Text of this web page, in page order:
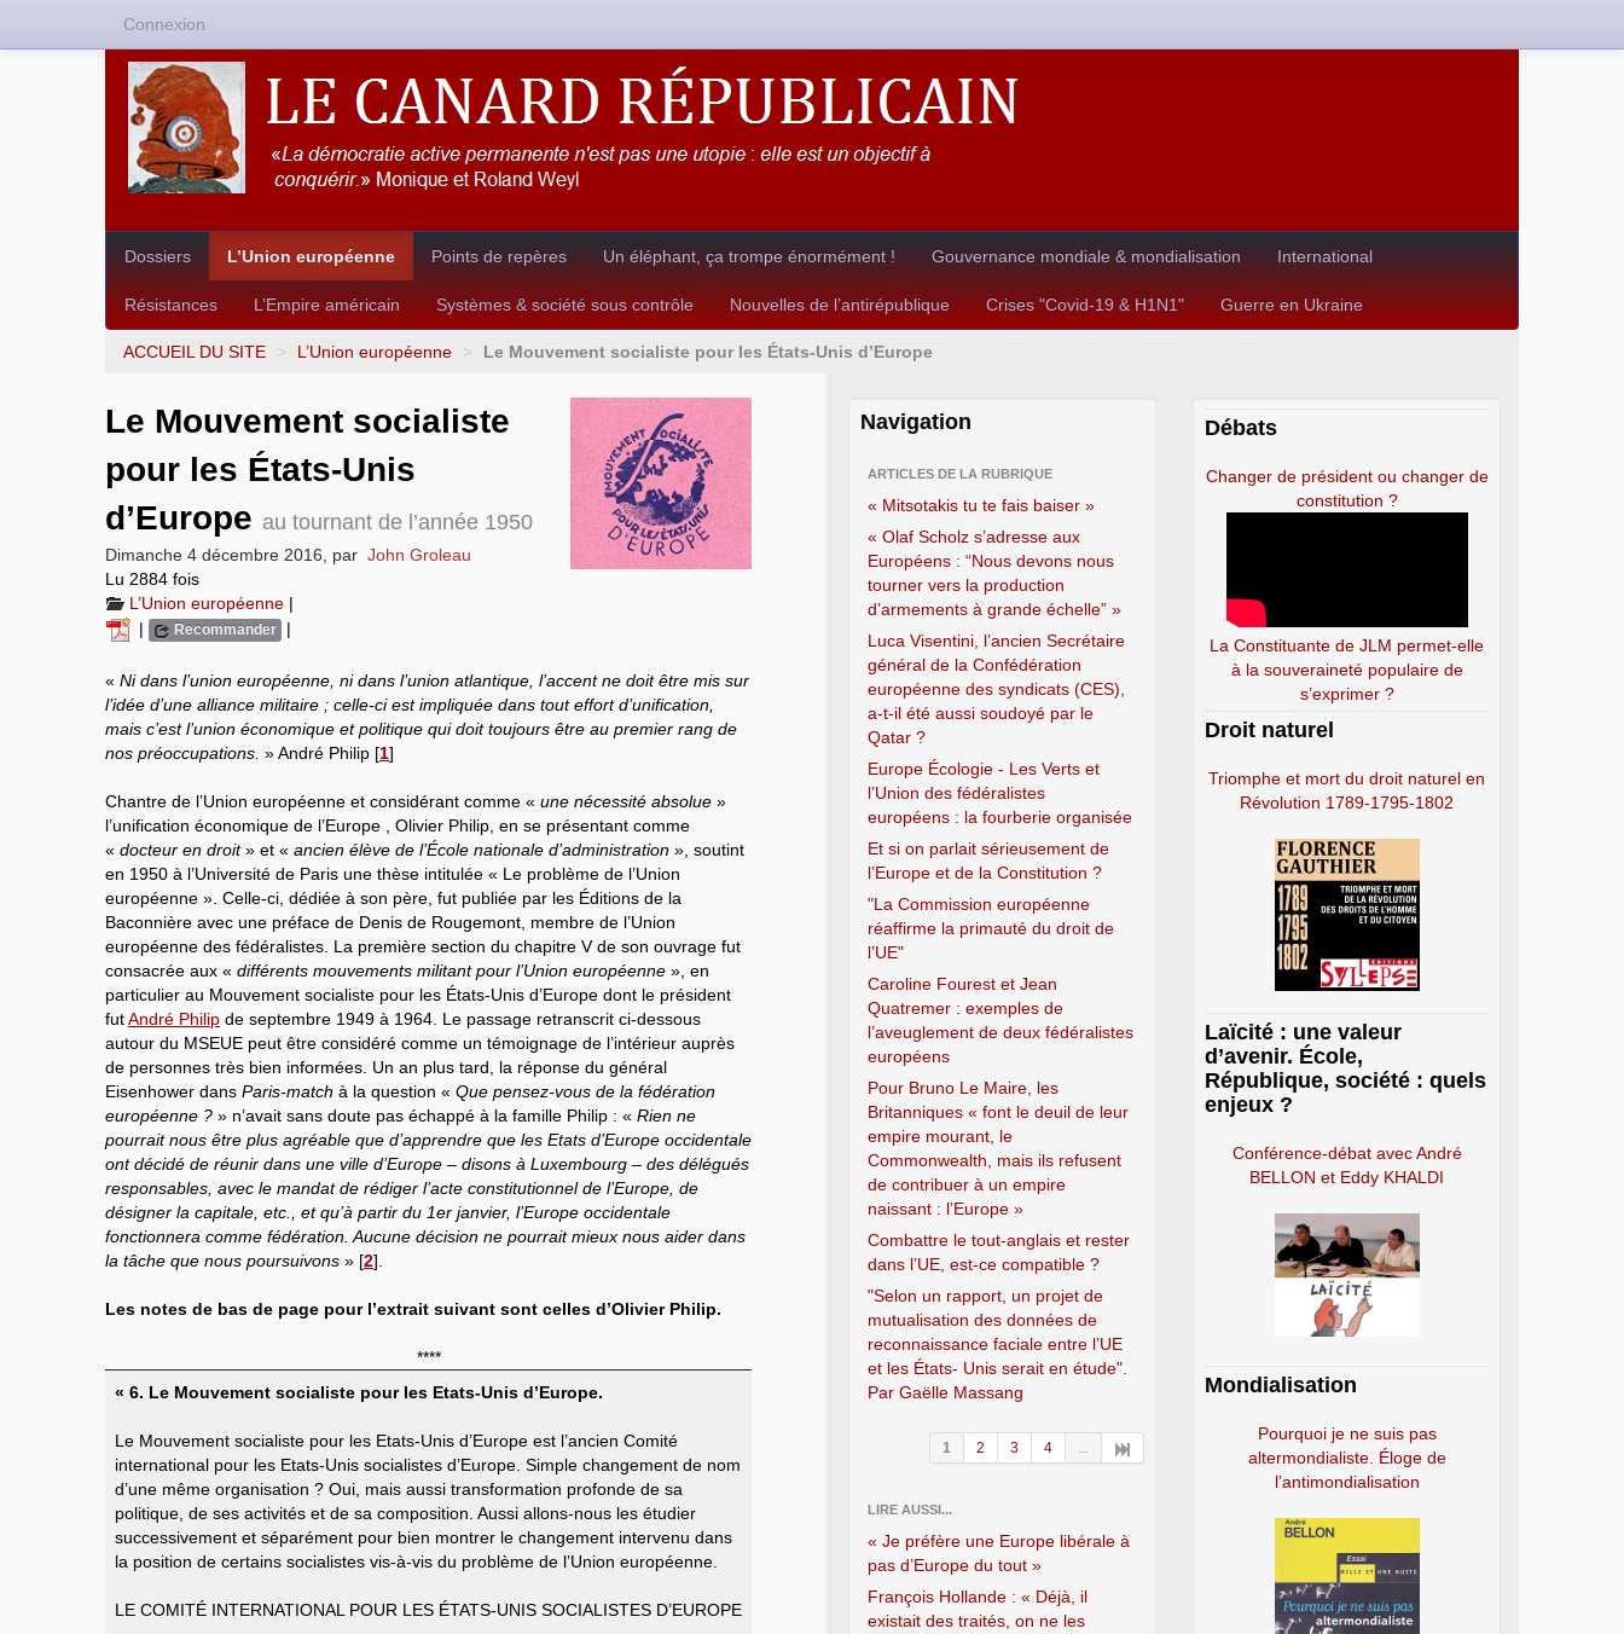
Dossiers L’Union européenne Points de repères Un éléphant, ça trompe énormément ! Gouvernance mondiale & mondialisation International
Résistances L’Empire américain Systèmes & société sous contrôle Nouvelles de l’antirépublique Crises "Covid-19 & H1N1" Guerre en Ukraine
ACCUEIL DU SITE > L’Union européenne > Le Mouvement socialiste pour les États-Unis d’Europe
Le Mouvement socialiste
pour les États-Unis
d’Europe au tournant de l’année 1950
Dimanche 4 décembre 2016 par John Groleau
Lu 2884 fois
L’Union européenne |
|
Recommander |
« Ni dans l’union européenne, ni dans l’union atlantique, l’accent ne doit être mis sur
l’idée d’une alliance militaire ; celle-ci est impliquée dans tout effort d’unification,
mais c’est l’union économique et politique qui doit toujours être au premier rang de
nos préoccupations. » André Philip [1]
Chantre de l’Union européenne et considérant comme « une nécessité absolue »
l’unification économique de l’Europe , Olivier Philip, en se présentant comme
« docteur en droit» et « ancien élève de l’École nationale d’administration », soutint
en 1950 à l’Université de Paris une thèse intitulée « Le problème de l’Union
européenne ». Celle-ci, dédiée à son père, fut publiée par les Éditions de la
Baconnière avec une préface de Denis de Rougemont, membre de l’Union
européenne des fédéralistes. La première section du chapitre V de son ouvrage fut
consacrée aux « différents mouvements militant pour l’Union européenne », en
particulier au Mouvement socialiste pour les États-Unis d’Europe dont le président
futAndré Philip de septembre 1949 à 1964. Le passage retranscrit ci-dessous
autour du MSEUE peut être considéré comme un témoignage de l’intérieur auprès
de personnes très bien informées. Un an plus tard, la réponse du général
Eisenhower dans Paris-match à la question « Que pensez-vous de la fédération
européenne ? » n’avait sans doute pas échappé à la famille Philip : « Rien ne
pourrait nous être plus agréable que d’apprendre que les Etats d’Europe occidentale
ont décidé de réunir dans une ville d’Europe – disons à Luxembourg – des délégués
responsables, avec le mandat de rédiger l’acte constitutionnel de l’Europe, de
désigner la capitale, etc., et qu’à partir du 1er janvier, l’Europe occidentale
fonctionnera comme fédération. Aucune décision ne pourrait mieux nous aider dans
la tâche que nous poursuivons » [2]
Les notes de bas de page pour l’extrait suivant sont celles d’Olivier Philip.
****
« 6. Le Mouvement socialiste pour les Etats-Unis d’Europe.
Le Mouvement socialiste pour les Etats-Unis d’Europe est l’ancien Comité
international pour les Etats-Unis socialistes d’Europe. Simple changement de nom
d’une même organisation ? Oui, mais aussi transformation profonde de sa
politique, de ses activités et de sa composition. Aussi allons-nous les étudier
successivement et séparément pour bien montrer le changement intervenu dans
la position de certains socialistes vis-à-vis du problème de l’Union européenne.
LE COMITÉ INTERNATIONAL POUR LES ÉTATS-UNIS SOCIALISTES D’EUROPE
Navigation
ARTICLES DE LA RUBRIQUE
« Mitsotakis tu te fais baiser »
« Olaf Scholz s’adresse aux
Européens : “Nous devons nous
tourner vers la production
d’armements à grande échelle” »
Luca Visentini, l’ancien Secrétaire
général de la Confédération
européenne des syndicats (CES),
a-t-il été aussi soudoyé par le
Qatar ?
Europe Écologie - Les Verts et
l’Union des fédéralistes
européens : la fourberie organisée
Et si on parlait sérieusement de
l’Europe et de la Constitution ?
"La Commission européenne
réaffirme la primauté du droit de
l’UE"
Caroline Fourest et Jean
Quatremer : exemples de
l’aveuglement de deux fédéralistes
européens
Pour Bruno Le Maire, les
Britanniques « font le deuil de leur
empire mourant, le
Commonwealth, mais ils refusent
de contribuer à un empire
naissant : l’Europe »
Combattre le tout-anglais et rester
dans l’UE, est-ce compatible ?
"Selon un rapport, un projet de
mutualisation des données de
reconnaissance faciale entre l’UE
et les États- Unis serait en étude".
Par Gaëlle Massang
1 2 3 4 ...
LIRE AUSSI...
« Je préfère une Europe libérale à
pas d’Europe du tout »
François Hollande : « Déjà, il
existait des traités, on ne les
Débats
Changer de président ou changer de
constitution ?
La Constituante de JLM permet-elle
à la souveraineté populaire de
s’exprimer ?
Droit naturel
Triomphe et mort du droit naturel en
Révolution 1789-1795-1802
Laïcité : une valeur
d’avenir. École,
République, société : quels
enjeux ?
Conférence-débat avec André
BELLON et Eddy KHALDI
Mondialisation
Pourquoi je ne suis pas
altermondialiste. Éloge de
l’antimondialisation
Connexion